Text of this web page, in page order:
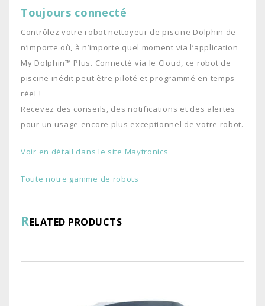
Toujours connecté
Contrôlez votre robot nettoyeur de piscine Dolphin de
n’importe où, à n’importe quel moment via l’application
My Dolphin™ Plus. Connecté via le Cloud, ce robot de
piscine inédit peut être piloté et programmé en temps
réel !
Recevez des conseils, des notifications et des alertes
pour un usage encore plus exceptionnel de votre robot.
Voir en détail dans le site Maytronics
Toute notre gamme de robots
RELATED PRODUCTS